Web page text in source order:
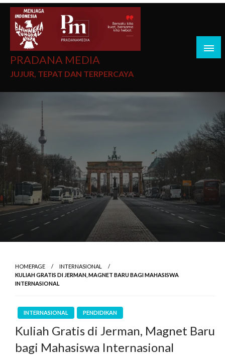
PRADANA MEDIA
JUJUR, TEPAT DAN TERPERCAYA
HOMEPAGE
INTERNASIONAL
KULIAH GRATIS DI JERMAN, MAGNET BARU BAGI MAHASISWA
INTERNASIONAL
INTERNASIONAL PENDIDIKAN
Kuliah Gratis di Jerman, Magnet Baru
bagi Mahasiswa Internasional